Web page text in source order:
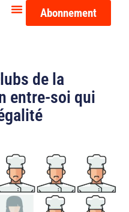
Abonnement
de la
entre-soi qui